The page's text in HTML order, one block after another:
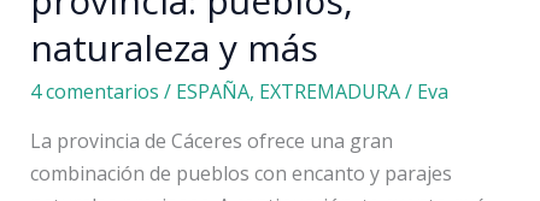
naturaleza y más
4 comentarios / ESPAÑA, EXTREMADURA/ Eva
La provincia de Cáceres ofrece una gran
combinación de pueblos con encanto y parajes